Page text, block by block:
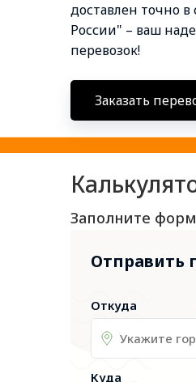
доставлен точно
России" – ваш
перевозок!
Заказать
Заполните
Отправить
Откуда
Куда